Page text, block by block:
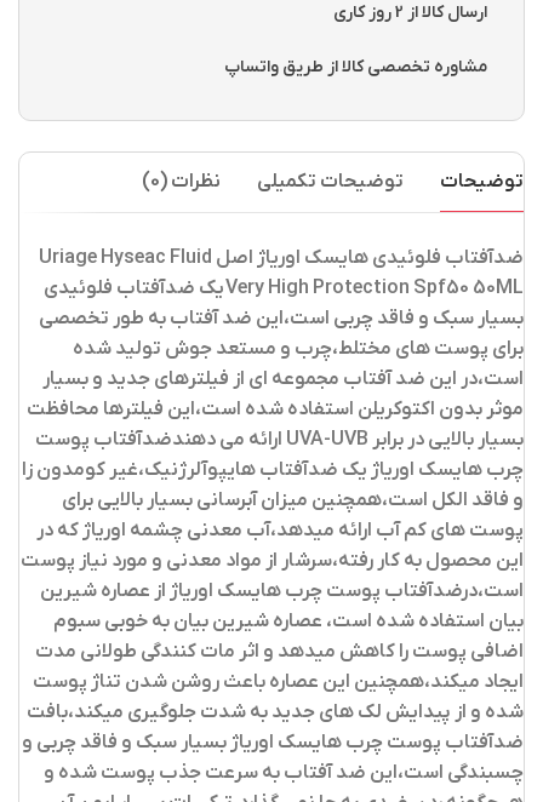
ارسال کالا از 2 روز کاری
مشاوره تخصصی کالا از طریق واتساپ
توضیحات توضیحات تکمیلی نظرات (0)
ضدآفتاب فلوئیدی هایسک اوریاژ اصل Uriage Hyseac Fluid
Very High Protection Spf50 50MLیک ضدآفتاب فلوئیدی
بسیار سبک و فاقد چربی است،این ضد آفتاب به طور تخصصی
برای پوست های مختلط،چرب و مستعد جوش تولید شده
است،در این ضد آفتاب مجموعه ای از فیلترهای جدید و بسیار
موثر بدون اکتوکریلن استفاده شده است،این فیلترها محافظت
بسیار بالایی در برابر UVA-UVB ارائه می دهندضدآفتاب پوست
چرب هایسک اوریاژ یک ضدآفتاب هایپوآلرژنیک،غیر کومدون زا
و فاقد الکل است،همچنین میزان آبرسانی بسیار بالایی برای
پوست های کم آب ارائه میدهد،آب معدنی چشمه اوریاژ که در
این محصول به کار رفته،سرشار از مواد معدنی و مورد نیاز پوست
است،درضدآفتاب پوست چرب هایسک اوریاژ از عصاره شیرین
بیان استفاده شده است، عصاره شیرین بیان به خوبی سبوم
اضافی پوست را کاهش میدهد و اثر مات کنندگی طولانی مدت
ایجاد میکند،همچنین این عصاره باعث روشن شدن تناژ پوست
شده و از پیدایش لک های جدید به شدت جلوگیری میکند،بافت
ضدآفتاب پوست چرب هایسک اوریاژ بسیار سبک و فاقد چربی و
چسبندگی است،این ضد آفتاب به سرعت جذب پوست شده و